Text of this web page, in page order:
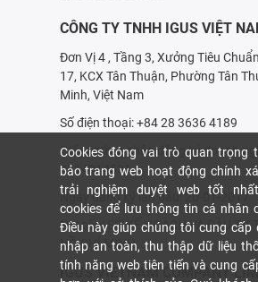
CÔNG TY TNHH IGUS VIỆT
Đơn Vị 4 , Tầng 3, Xưởng Tiêu
17, KCX Tân Thuận, Phường Tân
Minh, Việt Nam
Số điện thoại: +84 28 3636 4189
Giấy chứng nhận đăng ký doanh
0314214531
Ngày đăng ký lần đầu: 20-01-2017
Nơi cấp: SỞ KẾ HOẠCH VÀ ÐẦU TƯ
HỒ CHÍ MINH
IGUS VIETNAM COMPANY
Cookies đóng vai trò quan trọng
bảo trang web hoạt động chính
trải nghiệm duyệt web tốt
cookies để lưu thông tin cá nhân
Điều này giúp chúng tôi cung cấp
nhập an toàn, thu thập dữ liệu
tính năng web tiên tiến và cung